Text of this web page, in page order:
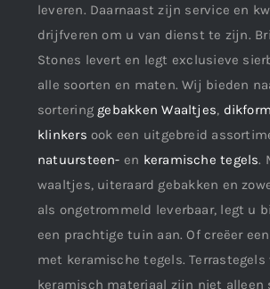
leveren. Daarnaast zijn service en
drijfveren om u van dienst te zijn.
Stones levert en legt exclusieve
alle soorten en maten. Wij bieden
sortering gebakken Waaltjes,
klinkers ook een uitgebreid
natuursteen- en keramische tegels.
waaltjes, uiteraard gebakken en
als ongetrommeld leverbaar, legt u
een prachtige tuin aan. Of creëer
met keramische tegels. Terrastegels
keramisch materiaal zijn niet alleen